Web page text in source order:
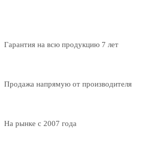
Гарантия на всю продукцию 7 лет
Продажа напрямую от производителя
На рынке с 2007 года